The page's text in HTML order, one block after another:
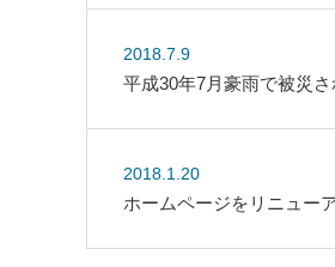
2018.7.9
平成30年7月豪雨で被災
2018.1.20
ホームページをリニュー